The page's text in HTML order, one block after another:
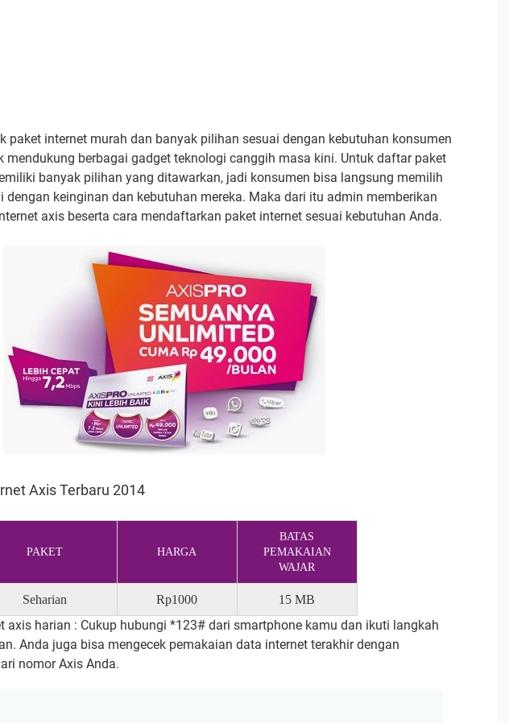
paket internet murah dan banyak pilihan sesuai dengan kebutuhan konsumen
mendukung berbagai gadget teknologi canggih masa kini. Untuk daftar paket
banyak pilihan yang ditawarkan, jadi konsumen bisa langsung memilih
dengan keinginan dan kebutuhan mereka. Maka dari itu admin memberikan
axis beserta cara mendaftarkan paket internet sesuai kebutuhan Anda.
Axis Terbaru 2014
PAKET HARGA
BATAS
PEMAKAIAN
WAJAR
Seharian Rp1000 15 MB
axis harian : Cukup hubungi *123# dari smartphone kamu dan ikuti langkah
Anda juga bisa mengecek pemakaian data internet terakhir dengan
nomor Axis Anda.